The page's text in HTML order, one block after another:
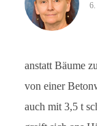
anstatt Bäume
von einer
auch mit 3,5 t